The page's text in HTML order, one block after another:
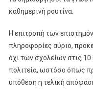
καθημερινή ρουτίνα.
Η επιτροπή των
πληροφορίες αύριο,
όχι των σχολείων στις 10
πολιτεία, ωστόσο όπως
υπόθεση η τελική